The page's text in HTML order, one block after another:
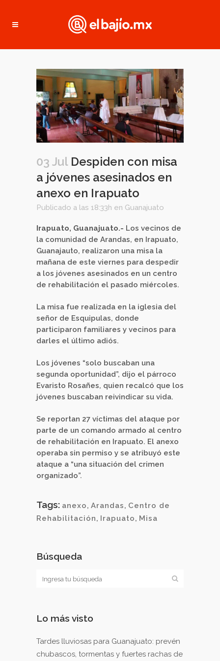
03 JulDespiden con misa
a jóvenes asesinados en
anexo en Irapuato
Publicado a las 18:33h en Guanajuato
Irapuato, Guanajuato.- Los vecinos de
la comunidad de Arandas, en Irapuato,
Guanajauto, realizaron una misa la
mañana de este viernes para despedir
a los jóvenes asesinados en un centro
de rehabilitación el pasado miércoles.
La misa fue realizada en la iglesia del
señor de Esquipulas, donde
participaron familiares y vecinos para
darles el último adiós.
Los jóvenes “solo buscaban una
segunda oportunidad”, dijo el párroco
Evaristo Rosañes, quien recalcó que los
jóvenes buscaban reivindicar su vida.
Se reportan 27 víctimas del ataque por
parte de un comando armado al centro
de rehabilitación en Irapuato. El anexo
operaba sin permiso y se atribuyó este
ataque a “una situación del crimen
organizado”.
Tags: anexo, Arandas, Centro de
Rehabilitación, Irapuato, Misa
Búsqueda
Lo más visto
Tardes lluviosas para Guanajuato: prevén
chubascos, tormentas y fuertes rachas de